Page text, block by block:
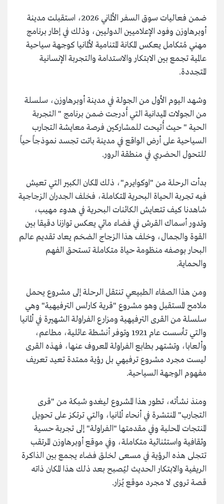
ضمن فعاليات سوق السفر الألماني 2026، استقبلت مدينة
أوبرهاوزن وفود الإعلاميين الدوليين، وذلك في إطار برنامج
مهني مُتكامل يعكس المكانة المتنامية لألمانيا كوجهة سياحية
عالمية تجمع بين الابتكار والاستدامة والتجربة الإنسانية
المتجددة.
وشهد اليوم الأول من الجولة في مدينة أوبرهاوزن، سلسلة
من الجولات الميدانية التي أُدرجت ضمن برنامج " التجربة
الحية " حيث أُتيحت للمشاركين فرصة معايشة التجارب
السياحية على أرض الواقع في مدينة باتت تجسد نموذجاً حياً
للتحول الحضري في منطقة الرور.
بدأت الرحلة من "اوكوايرم"، ذلك المكان الكبير التي تعيش
فيه تجربة الحياة البحرية المتكاملة، فخلف الجدران الزجاجية
شاهدنا كيف تتعايش الكائنات البحرية في هدوء مهيب،
وتدور أسماك القرش في فضاء مائي يعكس توازنا دقيقا بين
القوة والجمال، وخلف هذا الزجاج الضخم يعاد تقديم عالم
البحار بوصفه منظومة حياة متكاملة تستحق الفهم
والحماية.
ومن هذا الصفاء الطبيعي تنتقل الرحلة إلى مشروع يحمل
ملامح المستقبل وهو مشروع "قرية كارلس الترفيهية" وهي
سلسلة من القرى الترفيهية ومزارع الفراولة الشهيرة في ألمانيا
والتي تأسست عام 1921 وتوفر أنشطة عائلية، مطاعم،
وألعابا، وتشتهر بطابع الفراولة المعروف عنها، فهذه القرى
ليست مجرد مشروع ترفيهي بل رؤية ممتدة تعيد تعريف
مفهوم الوجهة السياحية.
ومنذ نشأته، تطور هذا المشروع ليغدو شبكة من "قرى
التجارب" المنتشرة في أنحاء ألمانيا، والتي ترتكز على تحويل
المنتجات المحلية وفي مقدمتها "الفراولة" إلى تجربة حسية
وثقافية واستثنائية متكاملة، وفي موقع أوبرهاوزن المرتقب
تتجلى هذه الرؤية في مسعى لخلق فضاء يجمع بين الذاكرة
الريفية والابتكار الحديث ليُصبح بعد ذلك هذا المكان ذاته
قصة تروى لا مجرد موقع يُزار.